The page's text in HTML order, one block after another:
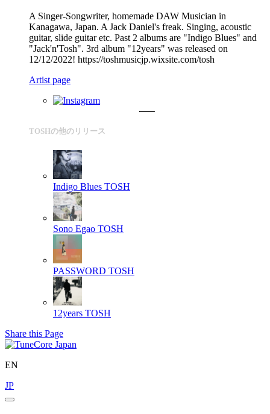
A Singer-Songwriter, homemade DAW Musician in
Kanagawa, Japan. A Jack Daniel's freak. Singing, acoustic
guitar, slide guitar etc. Past 2 albums are "Indigo Blues" and
"Jack'n'Tosh". 3rd album "12years" was released on
12/12/2022! https://toshmusicjp.wixsite.com/tosh
Artist page
TOSHの他のリリース
Indigo Blues TOSH
Sono Egao TOSH
PASSWORD TOSH
12years TOSH
Share this Page
EN
JP